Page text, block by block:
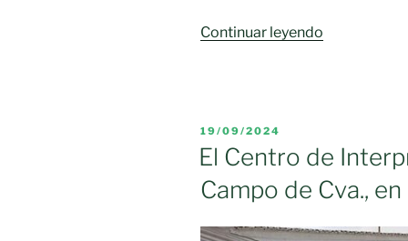
Continuar leyendo
Modelos
de
de
PUBLICADO
EL
19/09/2024
El Centro de
Campo de Cva.,